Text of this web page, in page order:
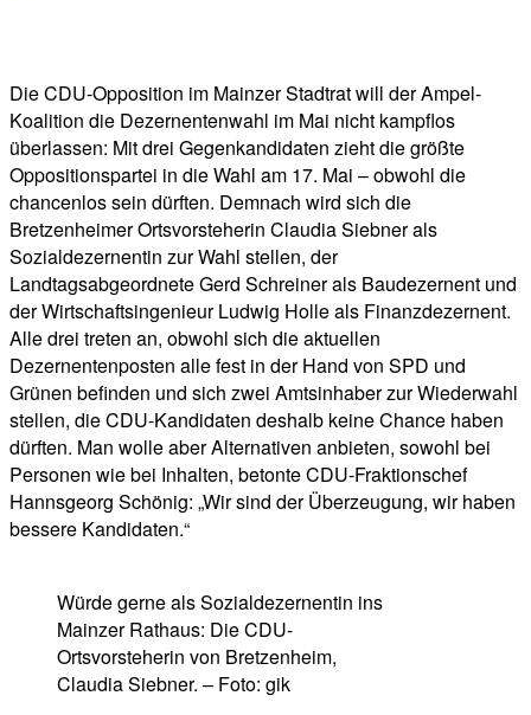
Die CDU-Opposition im Mainzer Stadtrat will der Ampel-
Koalition die Dezernentenwahl im Mai nicht kampflos
überlassen: Mit drei Gegenkandidaten zieht die größte
Oppositionspartei in die Wahl am 17. Mai – obwohl die
chancenlos sein dürften. Demnach wird sich die
Bretzenheimer Ortsvorsteherin Claudia Siebner als
Sozialdezernentin zur Wahl stellen, der
Landtagsabgeordnete Gerd Schreiner als Baudezernent und
der Wirtschaftsingenieur Ludwig Holle als Finanzdezernent.
Alle drei treten an, obwohl sich die aktuellen
Dezernentenposten alle fest in der Hand von SPD und
Grünen befinden und sich zwei Amtsinhaber zur Wiederwahl
stellen, die CDU-Kandidaten deshalb keine Chance haben
dürften. Man wolle aber Alternativen anbieten, sowohl bei
Personen wie bei Inhalten, betonte CDU-Fraktionschef
Hannsgeorg Schönig: „Wir sind der Überzeugung, wir haben
bessere Kandidaten.“
Würde gerne als Sozialdezernentin ins
Mainzer Rathaus: Die CDU-
Ortsvorsteherin von Bretzenheim,
Claudia Siebner. – Foto: gik